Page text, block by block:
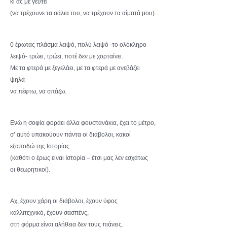
κι ας με γευτεί
(να τρέχουνε τα σάλια του, να τρέχουν τα αίματά μου).
0 έρωτας πλάσμα λειψό, πολύ λειψό -το ολόκληρο
λειψό- τρώει, τρώει, ποτέ δεν με χορταίνει.
Με τα φτερά με ξεγελάει, με τα φτερά με ανεβάζει
ψηλά
να πέφτω, να σπάζω.
Ενώ η σοφία φοράει άλλα φουστανάκια, έχει το μέτρο,
σ’ αυτό υπακούουν πάντα οι διάβολοι, κακοί
εξαποδώ της Ιστορίας
(καθότι ο έρως είναι Ιστορία – έτσι μας λεν εσχάτως
οι θεωρητικοί).
Αχ, έχουν χάρη οι διάβολοι, έχουν ύφος
καλλιτεχνικό, έχουν σασπένς,
στη φόρμα είναι αλήθεια δεν τους πιάνεις.